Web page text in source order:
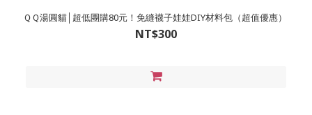
ＱＱ湯圓貓│超低團購80元！免縫襪子娃娃DIY材料包（超值優惠）
NT$300